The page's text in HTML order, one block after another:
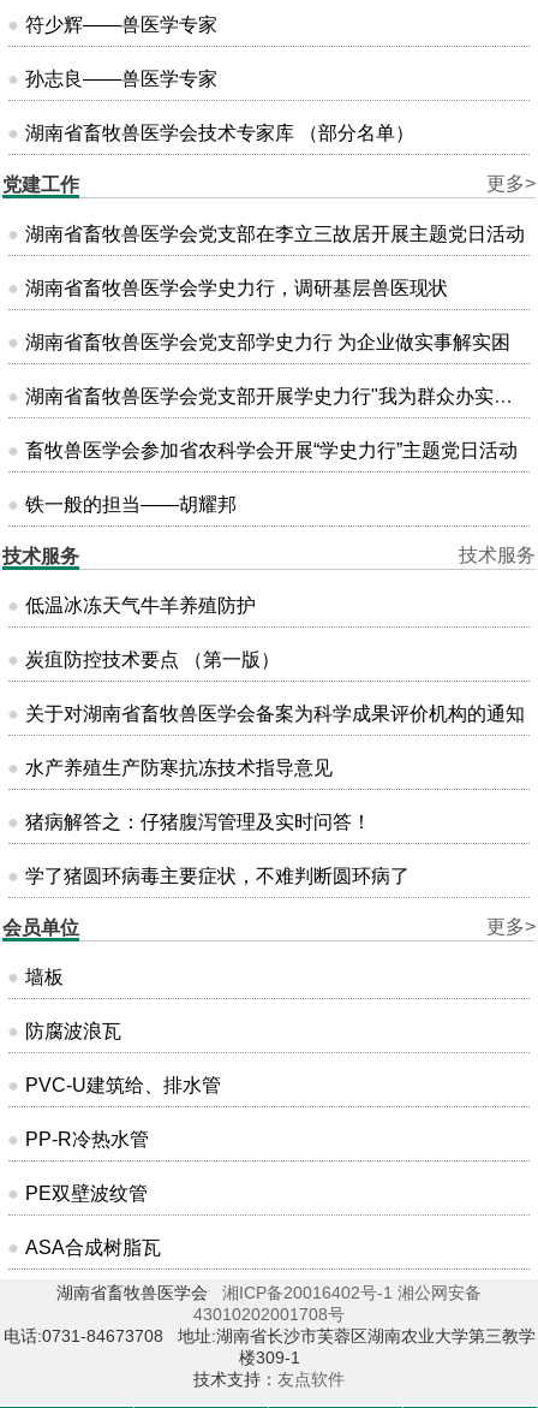
符少辉——兽医学专家
孙志良——兽医学专家
湖南省畜牧兽医学会技术专家库 （部分名单）
更多>
党建工作
湖南省畜牧兽医学会党支部在李立三故居开展主题党日活动
湖南省畜牧兽医学会学史力行，调研基层兽医现状
湖南省畜牧兽医学会党支部学史力行 为企业做实事解实困
湖南省畜牧兽医学会党支部开展学史力行"我为群众办实事"主题党日活动
畜牧兽医学会参加省农科学会开展“学史力行”主题党日活动
铁一般的担当——胡耀邦
技术服务
技术服务
低温冰冻天气牛羊养殖防护
炭疽防控技术要点 （第一版）
关于对湖南省畜牧兽医学会备案为科学成果评价机构的通知
水产养殖生产防寒抗冻技术指导意见
猪病解答之：仔猪腹泻管理及实时问答！
学了猪圆环病毒主要症状，不难判断圆环病了
更多>
会员单位
墙板
防腐波浪瓦
PVC-U建筑给、排水管
PP-R冷热水管
PE双壁波纹管
ASA合成树脂瓦
湖南省畜牧兽医学会 湘ICP备20016402号-1 湘公网安备
43010202001708号
电话:0731-84673708 地址:湖南省长沙市芙蓉区湖南农业大学第三教学
楼309-1
技术支持： 友点软件